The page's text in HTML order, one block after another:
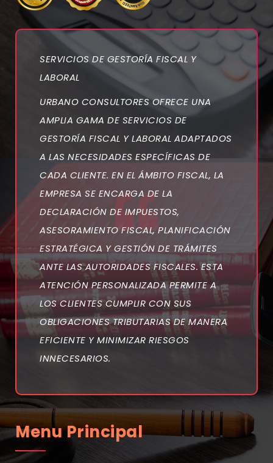
SERVICIOS DE GESTORÍA FISCAL Y
LABORAL
URBANO CONSULTORES OFRECE UNA
AMPLIA GAMA DE SERVICIOS DE
GESTORÍA FISCAL Y LABORAL ADAPTADOS
A LAS NECESIDADES ESPECÍFICAS DE
CADA CLIENTE. EN EL ÁMBITO FISCAL, LA
EMPRESA SE ENCARGA DE LA
DECLARACIÓN DE IMPUESTOS,
ASESORAMIENTO FISCAL, PLANIFICACIÓN
ESTRATÉGICA Y GESTIÓN DE TRÁMITES
ANTE LAS AUTORIDADES FISCALES. ESTA
ATENCIÓN PERSONALIZADA PERMITE A
LOS CLIENTES CUMPLIR CON SUS
OBLIGACIONES TRIBUTARIAS DE MANERA
EFICIENTE Y MINIMIZAR RIESGOS
INNECESARIOS.
Menu Principal